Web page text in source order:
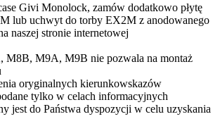
Givi Monolock, zamów dodatkowo płytę
lub uchwyt do torby EX2M z anodowanego
naszej stronie internetowej
M8B, M9A, M9B nie pozwala na montaż
oryginalnych kierunkowskazów
tylko w celach informacyjnych
jest do Państwa dyspozycji w celu uzyskania